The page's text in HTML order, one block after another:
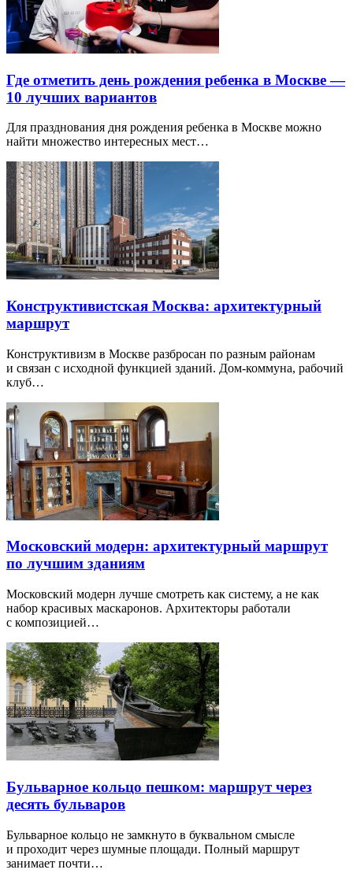
Где отметить день рождения ребенка в Москве —
10 лучших вариантов
Для празднования дня рождения ребенка в Москве можно
найти множество интересных мест…
Конструктивистская Москва: архитектурный
маршрут
Конструктивизм в Москве разбросан по разным районам
и связан с исходной функцией зданий. Дом-коммуна, рабочий
клуб…
Московский модерн: архитектурный маршрут
по лучшим зданиям
Московский модерн лучше смотреть как систему, а не как
набор красивых маскаронов. Архитекторы работали
с композицией…
Бульварное кольцо пешком: маршрут через
десять бульваров
Бульварное кольцо не замкнуто в буквальном смысле
и проходит через шумные площади. Полный маршрут
занимает почти…